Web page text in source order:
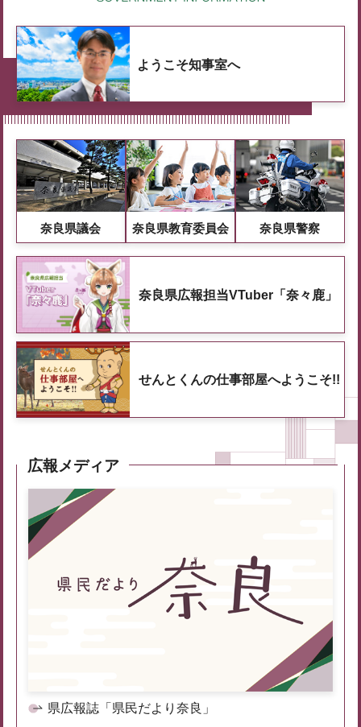
ようこそ知事室へ
奈良県議会 奈良県教育委員会 奈良県警察
奈良県広報担当VTuber「奈々鹿」
せんとくんの仕事部屋へようこそ!!
広報メディア
県広報誌「県民だより奈良」